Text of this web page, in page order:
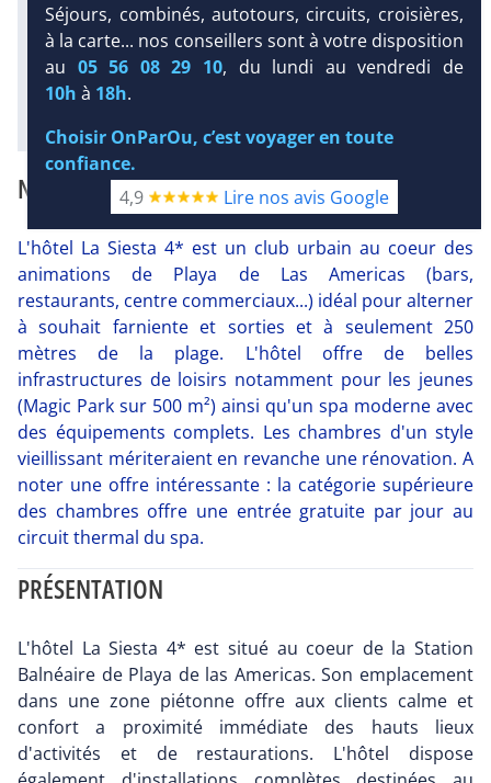
Infos golfs :
dont le plus proche à 2 km de
l'hôtel
NOTRE AVIS
L'hôtel La Siesta 4* est un club urbain au coeur des
animations de Playa de Las Americas (bars,
restaurants, centre commerciaux...) idéal pour alterner
à souhait farniente et sorties et à seulement 250
mètres de la plage. L'hôtel offre de belles
infrastructures de loisirs notamment pour les jeunes
(Magic Park sur 500 m²) ainsi qu'un spa moderne avec
des équipements complets. Les chambres d'un style
vieillissant mériteraient en revanche une rénovation. A
noter une offre intéressante : la catégorie supérieure
des chambres offre une entrée gratuite par jour au
circuit thermal du spa.
PRÉSENTATION
L'hôtel La Siesta 4* est situé au coeur de la Station
Balnéaire de Playa de las Americas. Son emplacement
dans une zone piétonne offre aux clients calme et
confort a proximité immédiate des hauts lieux
d'activités et de restaurations. L'hôtel dispose
Séjours, combinés, autotours, circuits, croisières,
à la carte... nos conseillers sont à votre disposition
au 05 56 08 29 10, du lundi au vendredi de
10h à 18h.
Choisir OnParOu, c’est voyager en toute
confiance.
4,9
Lire nos avis Google